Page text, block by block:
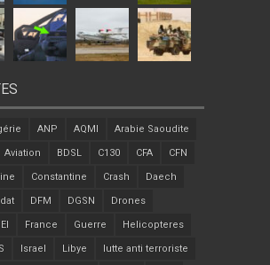
ANP AQMI Arabie Saoudite
Aviation BDSL C130 CFA CFN
Constantine Crash Daech
dat DFM DGSN Drones
EI France Guerre Helicopteres
Israel Libye lutte anti terroriste